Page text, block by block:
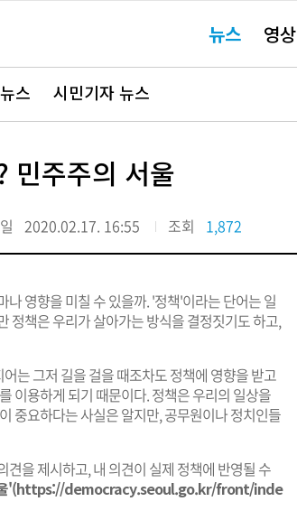
요뉴스 영상
스 시민기자 뉴스
민주주의 서울
2020.02.17. 16:55 조회 1,872
영향을 미칠 수 있을까. '정책'이라는 단어는 일
정책은 우리가 살아가는 방식을 결정짓기도 하고,
는 그저 길을 걸을 때조차도 정책에 영향을 받고
이용하게 되기 때문이다. 정책은 우리의 일상을
중요하다는 사실은 알지만, 공무원이나 정치인들
을 제시하고, 내 의견이 실제 정책에 반영될 수
울'(https://democracy.seoul.go.kr/front/inde